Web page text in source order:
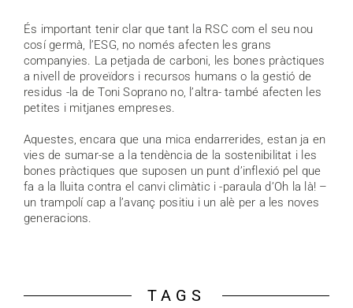
És important tenir clar que tant la RSC com el seu nou
cosí germà, l’ESG, no només afecten les grans
companyies. La petjada de carboni, les bones pràctiques
a nivell de proveïdors i recursos humans o la gestió de
residus -la de Toni Soprano no, l’altra- també afecten les
petites i mitjanes empreses.
Aquestes, encara que una mica endarrerides, estan ja en
vies de sumar-se a la tendència de la sostenibilitat i les
bones pràctiques que suposen un punt d’inflexió pel que
fa a la lluita contra el canvi climàtic i -paraula d’Oh la là! –
un trampolí cap a l’avanç positiu i un alè per a les noves
generacions.
TAGS